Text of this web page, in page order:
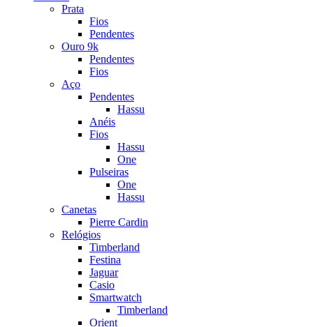
Prata
Fios
Pendentes
Ouro 9k
Pendentes
Fios
Aço
Pendentes
Hassu
Anéis
Fios
Hassu
One
Pulseiras
One
Hassu
Canetas
Pierre Cardin
Relógios
Timberland
Festina
Jaguar
Casio
Smartwatch
Timberland
Orient